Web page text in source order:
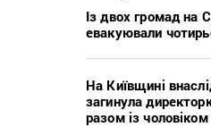
Із двох громад на
евакуювали
На Київщині
загинула
разом із